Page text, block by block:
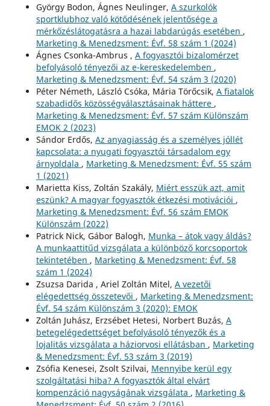
György Bodon, Ágnes Neulinger, A szurkolók
sportklubhoz való kötődésének jelentősége a
mérkőzéslátogatásra a hazai labdarúgás esetében ,
Marketing & Menedzsment: Évf. 58 szám 1 (2024)
Ágnes Csonka-Ambrus , A fogyasztói bizalomérzet
befolyásoló tényezői az e-kereskedelemben ,
Marketing & Menedzsment: Évf. 54 szám 3 (2020)
Péter Németh, László Csóka, Mária Törőcsik, A fiatalok
szabadidős közösségválasztásainak háttere ,
Marketing & Menedzsment: Évf. 57 szám Különszám
EMOK 2 (2023)
Sándor Erdős, Az anyagiasság és a személyes jóllét
kapcsolata: a nyugati fogyasztói társadalom egy
árnyoldala , Marketing & Menedzsment: Évf. 55 szám
1 (2021)
Marietta Kiss, Zoltán Szakály, Miért esszük azt, amit
eszünk? A magyar fogyasztók étkezési motivációi ,
Marketing & Menedzsment: Évf. 56 szám EMOK
Különszám (2022)
Patrick Nick, Gábor Balogh, Munka – átok vagy áldás?
A munkaattitűd vizsgálata a különböző korcsoportok
tekintetében , Marketing & Menedzsment: Évf. 58
szám 1 (2024)
Zsuzsa Darida , Ariel Zoltán Mitel, A vezetői
elégedettség összetevői , Marketing & Menedzsment:
Évf. 54 szám Különszám 3 (2020): EMOK
Zoltán Juhász, Erzsébet Hetesi, Norbert Buzás, A
betegelégedettséget befolyásoló tényezők és a
lojalitás vizsgálata a háziorvosi ellátásban , Marketing
& Menedzsment: Évf. 53 szám 3 (2019)
Zsófia Kenesei, Zsolt Szilvai, Mennyibe kerül egy
szolgáltatási hiba? A fogyasztók által elvárt
kompenzáció nagyságának vizsgálata , Marketing &